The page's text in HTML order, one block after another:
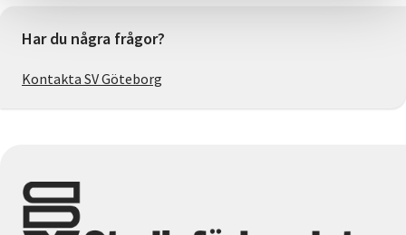
Har du några frågor?
Kontakta SV Göteborg